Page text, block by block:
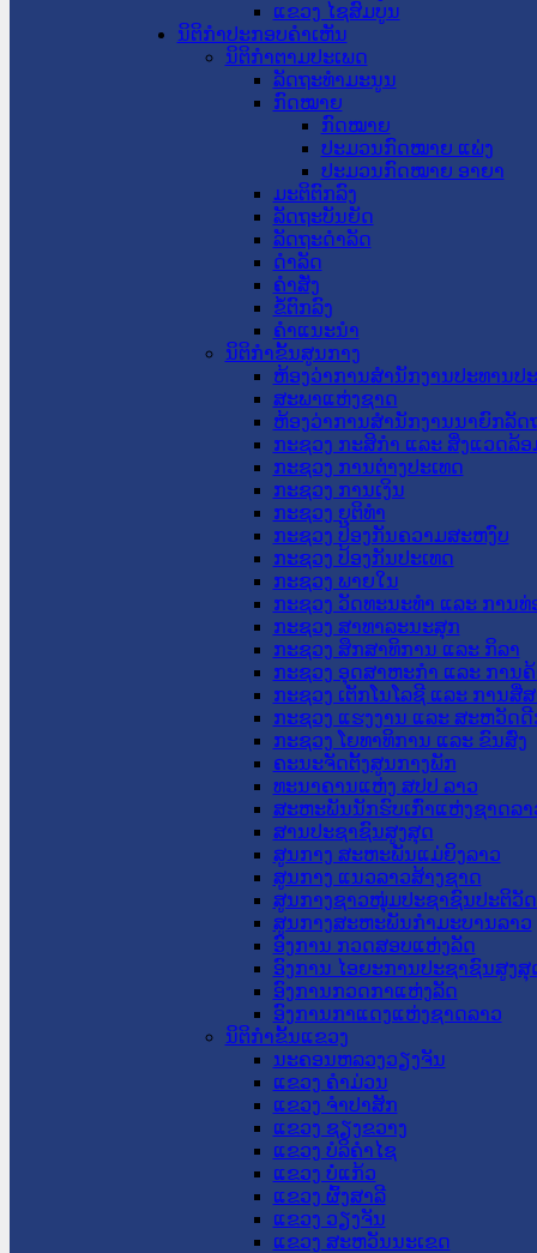
ແຂວງ ໄຊສົມບູນ
ນິຕິກໍາປະກອບຄໍາເຫັນ
ນິຕິກໍາຕາມປະເພດ
ລັດຖະທໍາມະນູນ
ກົດໝາຍ
ກົດໝາຍ
ປະມວນກົດໝາຍ ແພ່ງ
ປະມວນກົດໝາຍ ອາຍາ
ມະຕິຕົກລົງ
ລັດຖະບັນຍັດ
ລັດຖະດໍາລັດ
ດໍາລັດ
ຄໍາສັ່ງ
ຂໍ້ຕົກລົງ
ຄໍາແນະນໍາ
ນິຕິກຳຂັ້ນສູນກາງ
ຫ້ອງວ່າການສໍານັກງານປະທານປ
ສະພາແຫ່ງຊາດ
ຫ້ອງວ່າການສຳນັກງານນາຍົກລັດ
ກະຊວງ ກະສິກຳ ແລະ ສິ່ງແວດລ້ອ
ກະຊວງ ການຕ່າງປະເທດ
ກະຊວງ ການເງິນ
ກະຊວງ ຍຸຕິທໍາ
ກະຊວງ ປ້ອງກັນຄວາມສະຫງົບ
ກະຊວງ ປ້ອງກັນປະເທດ
ກະຊວງ ພາຍໃນ
ກະຊວງ ວັດທະນະທຳ ແລະ ການທ່
ກະຊວງ ສາທາລະນະສຸກ
ກະຊວງ ສຶກສາທິການ ແລະ ກິລາ
ກະຊວງ ອຸດສາຫະກຳ ແລະ ການຄ້
ກະຊວງ ເຕັກໂນໂລຊີ ແລະ ການສື່
ກະຊວງ ແຮງງານ ແລະ ສະຫວັດ
ກະຊວງ ໂຍທາທິການ ແລະ ຂົນສົ່ງ
ຄະນະຈັດຕັ້ງສູນກາງພັກ
ທະນາຄານແຫ່ງ ສປປ ລາວ
ສະຫະພັນນັກຮົບເກົ່າແຫ່ງຊາດລາ
ສານປະຊາຊົນສູງສຸດ
ສູນກາງ ສະຫະພັນແມ່ຍິງລາວ
ສູນກາງ ແນວລາວສ້າງຊາດ
ສູນກາງຊາວໜຸ່ມປະຊາຊົນປະຕິວັ
ສູນກາງສະຫະພັນກຳມະບານລາວ
ອົງການ ກວດສອບແຫ່ງລັດ
ອົງການ ໄອຍະການປະຊາຊົນສູງສຸ
ອົງການກວດກາແຫ່ງລັດ
ອົງການກາແດງແຫ່ງຊາດລາວ
ນິຕິກໍາຂັ້ນແຂວງ
ນະ​ຄອນ​ຫລວງວຽງຈັນ
ແຂວງ ຄໍາມ່ວນ
ແຂວງ ຈໍາປາສັກ
ແຂວງ ຊຽງຂວາງ
ແຂວງ ບໍລິຄໍາໄຊ
ແຂວງ ບໍ່ແກ້ວ
ແຂວງ ຜົ້ງສາລີ
ແຂວງ ວຽງຈັນ
ແຂວງ ສະຫວັນນະເຂດ